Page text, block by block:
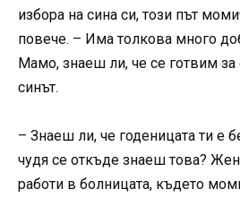
избора на сина си, този път
повече. – Има толкова много
Мамо, знаеш ли, че се готвим за
синът.
– Знаеш ли, че годеницата ти е
чудя се откъде знаеш това?
работи в болницата, където